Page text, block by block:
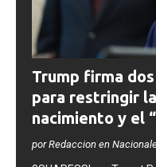
Trump firma
para restringir
nacimiento y el